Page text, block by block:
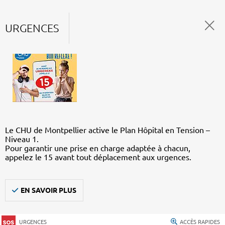
URGENCES
Le CHU de Montpellier active le Plan Hôpital en Tension –
Niveau 1.
Pour garantir une prise en charge adaptée à chacun,
appelez le 15 avant tout déplacement aux urgences.
EN SAVOIR PLUS
URGENCES ACCÈS RAPIDES